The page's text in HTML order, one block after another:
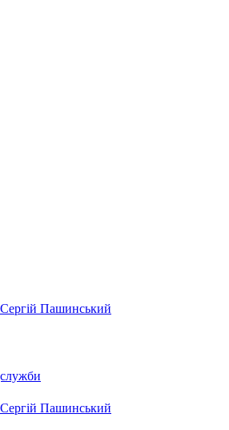
Пашинський
Пашинський